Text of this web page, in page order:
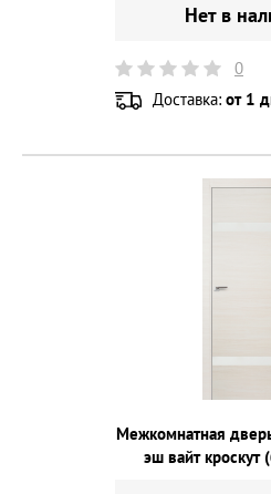
Нет в
0
Доставка: от 1
Межкомнатная
эш вайт кроскут